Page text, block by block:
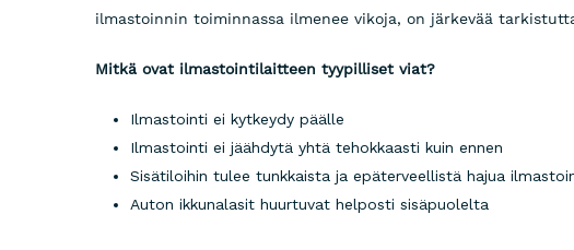
ilmastoinnin toiminnassa ilmenee vikoja, on järkevää
Mitkä ovat ilmastointilaitteen tyypilliset viat?
Ilmastointi ei kytkeydy päälle
Ilmastointi ei jäähdytä yhtä tehokkaasti kuin ennen
Sisätiloihin tulee tunkkaista ja epäterveellistä hajua
Auton ikkunalasit huurtuvat helposti sisäpuolelta